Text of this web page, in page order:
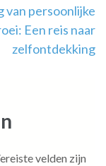
van persoonlijke
Een reis naar
zelfontdekking
velden zijn